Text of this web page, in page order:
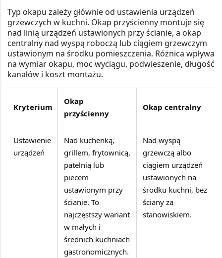
Typ okapu zależy głównie od ustawienia urządzeń
grzewczych w kuchni. Okap przyścienny montuje się
nad linią urządzeń ustawionych przy ścianie, a okap
centralny nad wyspą roboczą lub ciągiem grzewczym
ustawionym na środku pomieszczenia. Różnica wpływa
na wymiar okapu, moc wyciągu, podwieszenie, długość
kanałów i koszt montażu.
Kryterium
Okap
przyścienny
Okap centralny
Ustawienie
urządzeń
Nad kuchenką,
grillem, frytownicą,
patelnią lub
piecem
ustawionym przy
ścianie. To
najczęstszy wariant
w małych i
średnich kuchniach
gastronomicznych.
Nad wyspą
grzewczą albo
ciągiem urządzeń
ustawionych na
środku kuchni, bez
ściany za
stanowiskiem.